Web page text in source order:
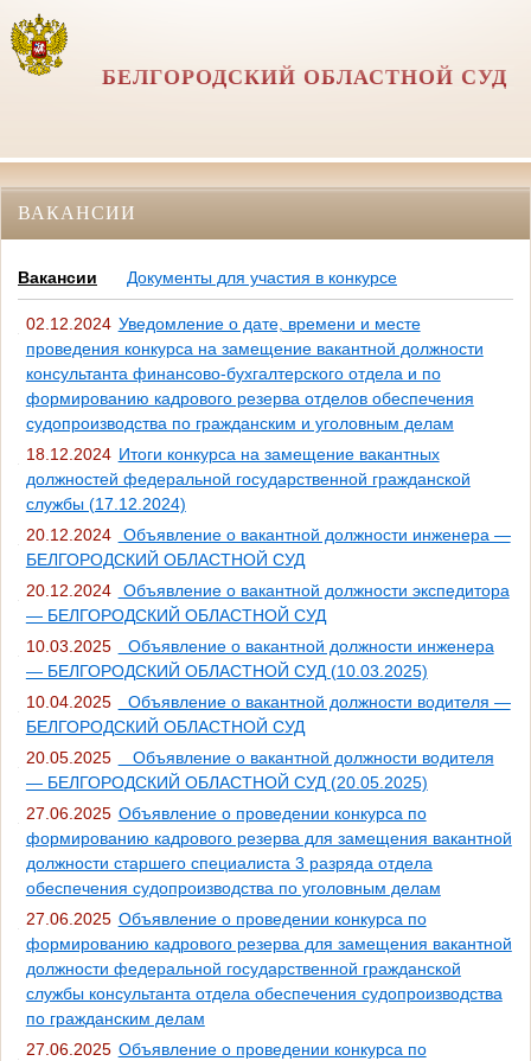
БЕЛГОРОДСКИЙ ОБЛАСТНОЙ СУД
ВАКАНСИИ
Вакансии Документы для участия в конкурсе
02.12.2024 Уведомление о дате, времени и месте
проведения конкурса на замещение вакантной должности
консультанта финансово-бухгалтерского отдела и по
формированию кадрового резерва отделов обеспечения
судопроизводства по гражданским и уголовным делам
18.12.2024 Итоги конкурса на замещение вакантных
должностей федеральной государственной гражданской
службы (17.12.2024)
20.12.2024
Объявление о вакантной должности инженера —
БЕЛГОРОДСКИЙ ОБЛАСТНОЙ СУД
20.12.2024
Объявление о вакантной должности экспедитора
— БЕЛГОРОДСКИЙ ОБЛАСТНОЙ СУД
10.03.2025
Объявление о вакантной должности инженера
— БЕЛГОРОДСКИЙ ОБЛАСТНОЙ СУД (10.03.2025)
10.04.2025
Объявление о вакантной должности водителя —
БЕЛГОРОДСКИЙ ОБЛАСТНОЙ СУД
20.05.2025
Объявление о вакантной должности водителя
— БЕЛГОРОДСКИЙ ОБЛАСТНОЙ СУД (20.05.2025)
27.06.2025 Объявление о проведении конкурса по
формированию кадрового резерва для замещения вакантной
должности старшего специалиста 3 разряда отдела
обеспечения судопроизводства по уголовным делам
27.06.2025 Объявление о проведении конкурса по
формированию кадрового резерва для замещения вакантной
должности федеральной государственной гражданской
службы консультанта отдела обеспечения судопроизводства
по гражданским делам
27.06.2025 Объявление о проведении конкурса по